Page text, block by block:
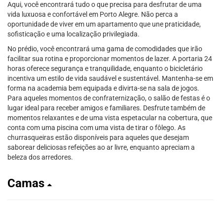
Aqui, você encontrará tudo o que precisa para desfrutar de uma
vida luxuosa e confortável em Porto Alegre. Não perca a
oportunidade de viver em um apartamento que une praticidade,
sofisticação e uma localização privilegiada.
No prédio, você encontrará uma gama de comodidades que irão
facilitar sua rotina e proporcionar momentos de lazer. A portaria 24
horas oferece segurança e tranquilidade, enquanto o bicicletário
incentiva um estilo de vida saudável e sustentável. Mantenha-se em
forma na academia bem equipada e divirta-se na sala de jogos.
Para aqueles momentos de confraternização, o salão de festas é o
lugar ideal para receber amigos e familiares. Desfrute também de
momentos relaxantes e de uma vista espetacular na cobertura, que
conta com uma piscina com uma vista de tirar o fôlego. As
churrasqueiras estão disponíveis para aqueles que desejam
saborear deliciosas refeições ao ar livre, enquanto apreciam a
beleza dos arredores.
Camas